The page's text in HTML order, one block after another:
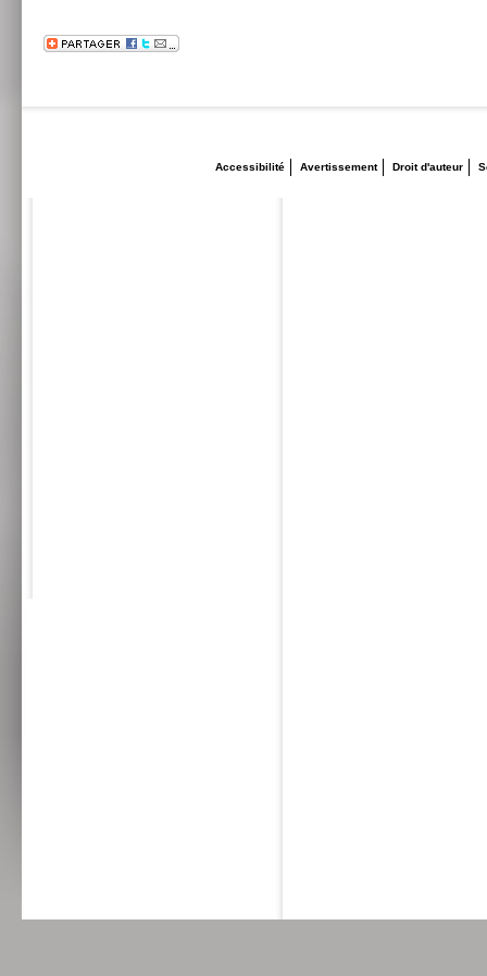
Accessibilité Avertissement Droit d'auteur